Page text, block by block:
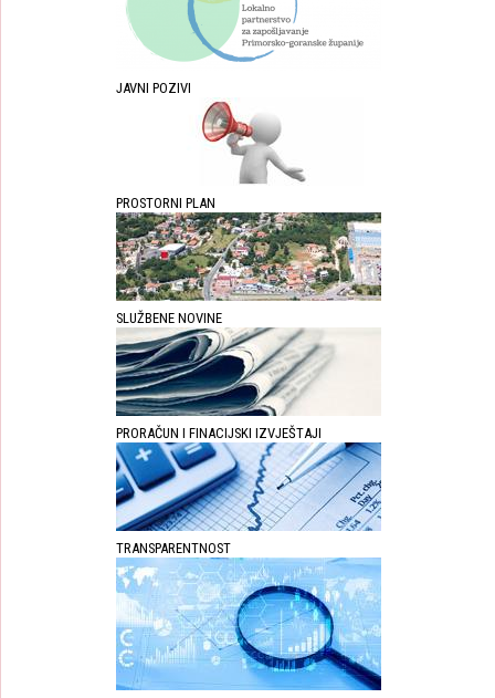
JAVNI POZIVI
PROSTORNI PLAN
SLUŽBENE NOVINE
PRORAČUN I FINACIJSKI IZVJEŠTAJI
TRANSPARENTNOST